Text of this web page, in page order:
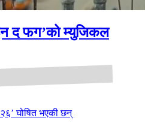
द फग’को म्युजिकल
घोषित भएकी छन्